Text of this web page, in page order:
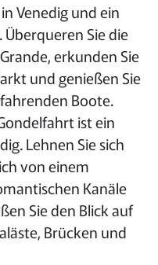
Venedig und ein
Sie die
erkunden Sie
und genießen Sie
Boote.
ist ein
Lehnen Sie sich
von einem
Kanäle
Sie den Blick auf
Brücken und